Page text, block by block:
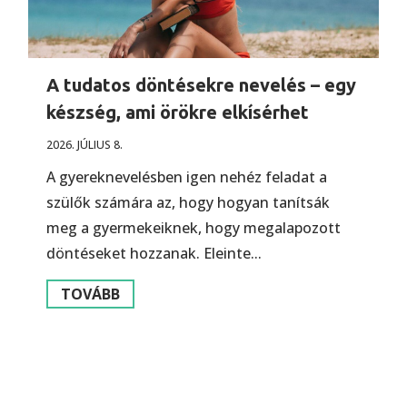
A tudatos döntésekre nevelés – egy
készség, ami örökre elkísérhet
2026. JÚLIUS 8.
A gyereknevelésben igen nehéz feladat a
szülők számára az, hogy hogyan tanítsák
meg a gyermekeiknek, hogy megalapozott
döntéseket hozzanak. Eleinte...
TOVÁBB